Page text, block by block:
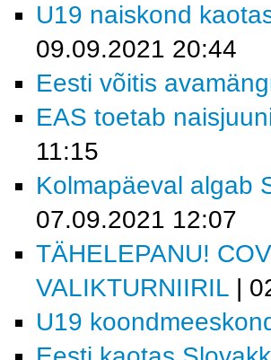
U19 naiskond
09.09.2021 20:44
Eesti võitis
EAS toetab
11:15
Kolmapäeval algab
07.09.2021 12:07
TÄHELEPANU!
VALIKTURNIIRIL |
U19